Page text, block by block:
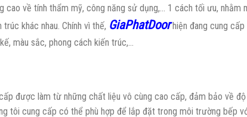
về tính thẩm mỹ, công năng sử dụng,… 1 cách tối ưu, nhằm
khác nhau. Chính vì thế, GiaPhatDoorhiện đang cung cấp
màu sắc, phong cách kiến trúc,…
được làm từ những chất liệu vô cùng cao cấp, đảm bảo về
tôi cung cấp có thể phù hợp để lắp đặt trong môi trường bếp